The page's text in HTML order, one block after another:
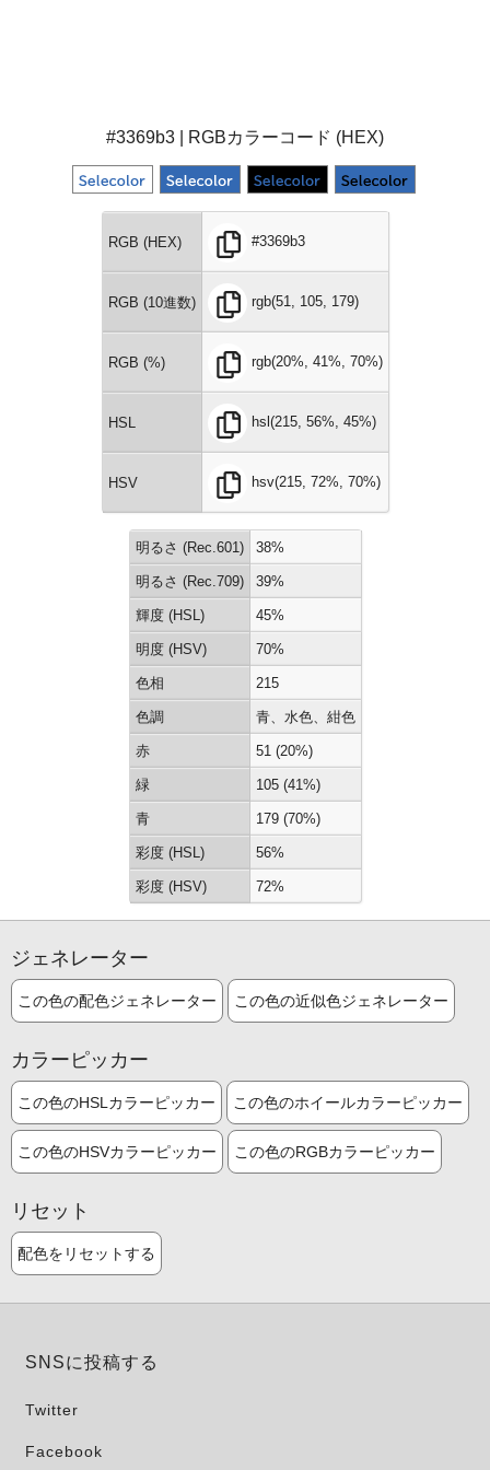
#3369b3 | RGBカラーコード (HEX)
RGB (HEX) #3369b3
RGB (10進数) rgb(51, 105, 179)
RGB (%) rgb(20%, 41%, 70%)
HSL hsl(215, 56%, 45%)
HSV hsv(215, 72%, 70%)
明るさ (Rec.601) 38%
明るさ (Rec.709) 39%
輝度 (HSL) 45%
明度 (HSV) 70%
色相 215
色調 青、水色、紺色
赤 51 (20%)
緑 105 (41%)
青 179 (70%)
彩度 (HSL) 56%
彩度 (HSV) 72%
ジェネレーター
この色の配色ジェネレーター この色の近似色ジェネレーター
カラーピッカー
この色のHSLカラーピッカー この色のホイールカラーピッカー
この色のHSVカラーピッカー この色のRGBカラーピッカー
リセット
配色をリセットする
SNSに投稿する
Twitter
Facebook